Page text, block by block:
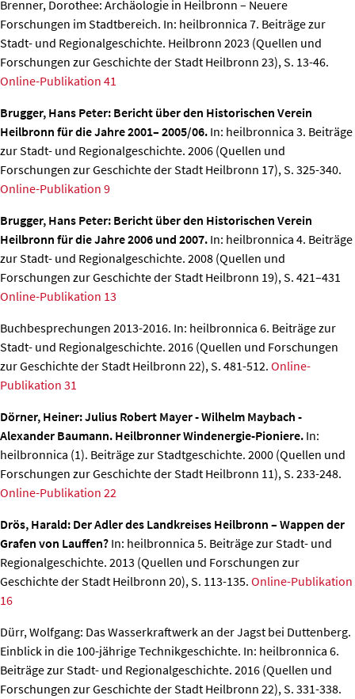
Brenner, Dorothee: Archäologie in Heilbronn – Neuere
Forschungen im Stadtbereich. In: heilbronnica 7. Beiträge zur
Stadt- und Regionalgeschichte. Heilbronn 2023 (Quellen und
Forschungen zur Geschichte der Stadt Heilbronn 23), S. 13-46.
Online-Publikation 41
Brugger, Hans Peter: Bericht über den Historischen Verein
Heilbronn für die Jahre 2001– 2005/06. In: heilbronnica 3. Beiträge
zur Stadt- und Regionalgeschichte. 2006 (Quellen und
Forschungen zur Geschichte der Stadt Heilbronn 17), S. 325-340.
Online-Publikation 9
Brugger, Hans Peter: Bericht über den Historischen Verein
Heilbronn für die Jahre 2006 und 2007. In: heilbronnica 4. Beiträge
zur Stadt- und Regionalgeschichte. 2008 (Quellen und
Forschungen zur Geschichte der Stadt Heilbronn 19), S. 421–431
Online-Publikation 13
Buchbesprechungen 2013-2016. In: heilbronnica 6. Beiträge zur
Stadt- und Regionalgeschichte. 2016 (Quellen und Forschungen
zur Geschichte der Stadt Heilbronn 22), S. 481-512. Online-
Publikation 31
Dörner, Heiner: Julius Robert Mayer - Wilhelm Maybach -
Alexander Baumann. Heilbronner Windenergie-Pioniere. In:
heilbronnica (1). Beiträge zur Stadtgeschichte. 2000 (Quellen und
Forschungen zur Geschichte der Stadt Heilbronn 11), S. 233-248.
Online-Publikation 22
Drös, Harald: Der Adler des Landkreises Heilbronn – Wappen der
Grafen von Lauffen? In: heilbronnica 5. Beiträge zur Stadt- und
Regionalgeschichte. 2013 (Quellen und Forschungen zur
Geschichte der Stadt Heilbronn 20), S. 113-135. Online-Publikation
16
Dürr, Wolfgang: Das Wasserkraftwerk an der Jagst bei Duttenberg.
Einblick in die 100-jährige Technikgeschichte. In: heilbronnica 6.
Beiträge zur Stadt- und Regionalgeschichte. 2016 (Quellen und
Forschungen zur Geschichte der Stadt Heilbronn 22), S. 331-338.